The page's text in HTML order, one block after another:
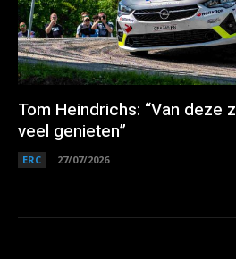
Tom Heindrichs: “Van deze
veel genieten”
ERC 27/07/2026